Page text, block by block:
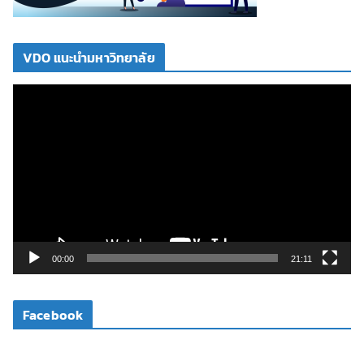
VDO แนะนำมหาวิทยาลัย
ดี
โ
00:00 21:11
Facebook